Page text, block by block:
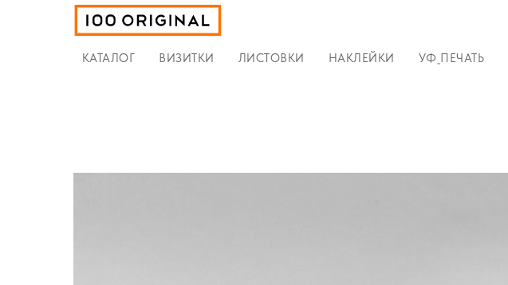
КАТАЛОГ ВИЗИТКИ ЛИСТОВКИ НАКЛЕЙКИ УФ_ПЕЧАТЬ